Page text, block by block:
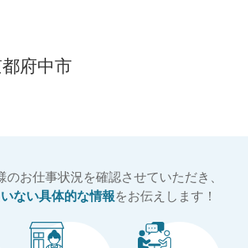
府中市
のお仕事状況を確認させていただき、
ない具体的な情報をお伝えします！